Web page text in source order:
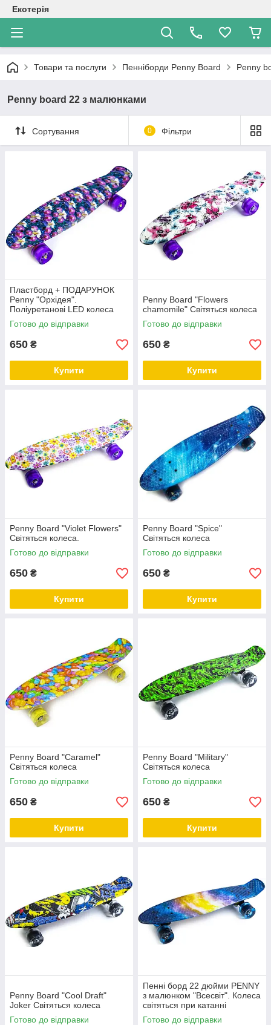
Екотерія
Товари та послуги Пенніборди Penny Board Penny
Penny board 22 з малюнками
Сортування 0 Фільтри
Пластборд + ПОДАРУНОК
Penny "Орхідея".
Поліуретанові LED колеса
Готово до відправки
650 ₴
Купити
Penny Board "Flowers
chamomile" Світяться колеса
Готово до відправки
650 ₴
Купити
Penny Board "Violet Flowers"
Світяться колеса.
Готово до відправки
650 ₴
Купити
Penny Board "Spice"
Світяться колеса
Готово до відправки
650 ₴
Купити
Penny Board "Caramel"
Світяться колеса
Готово до відправки
650 ₴
Купити
Penny Board "Military"
Світяться колеса
Готово до відправки
650 ₴
Купити
Penny Board "Cool Draft"
Joker Світяться колеса
Готово до відправки
Пенні борд 22 дюйми PENNY
з малюнком "Всесвіт". Колеса
світяться при катанні
Готово до відправки